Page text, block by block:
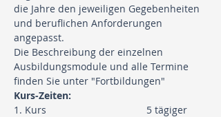
die Jahre den jeweiligen Gegebenheiten
und beruflichen Anforderungen
angepasst.
Die Beschreibung der einzelnen
Ausbildungsmodule und alle Termine
finden Sie unter "Fortbildungen"
Kurs-Zeiten:
1. Kurs			        5 tägiger